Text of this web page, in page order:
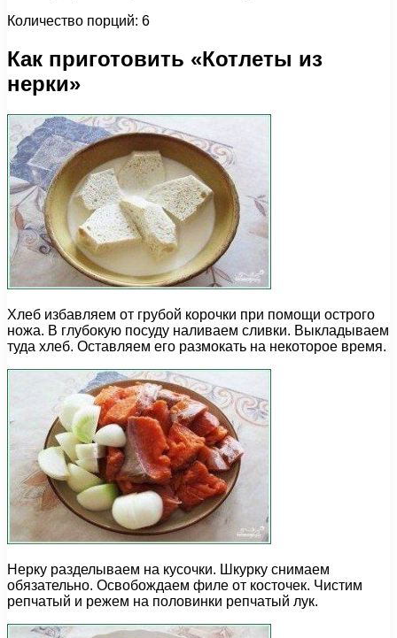
Количество порций: 6
Как приготовить «Котлеты из
нерки»
Хлеб избавляем от грубой корочки при помощи острого
ножа. В глубокую посуду наливаем сливки. Выкладываем
туда хлеб. Оставляем его размокать на некоторое время.
Нерку разделываем на кусочки. Шкурку снимаем
обязательно. Освобождаем филе от косточек. Чистим
репчатый и режем на половинки репчатый лук.